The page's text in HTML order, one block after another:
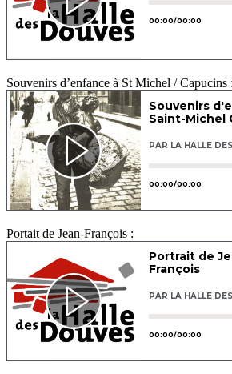
Souvenirs d’enfance à St Michel / Capucins :
Portait de Jean-François :